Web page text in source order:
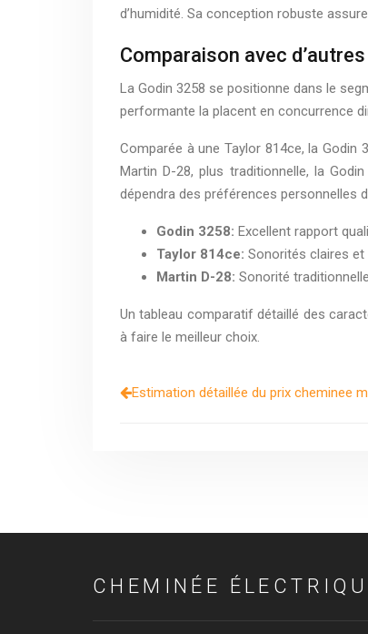
d’humidité. Sa conception robuste
Comparaison avec
La Godin 3258 se positionne dans le
performante la placent en concurrence
Comparée à une Taylor 814ce, la
Martin D-28, plus traditionnelle, la
dépendra des préférences personnelles
Godin 3258: Excellent rapport
Taylor 814ce: Sonorités claires et
Martin D-28: Sonorité
Un tableau comparatif détaillé des
à faire le meilleur choix.
Estimation détaillée du prix cheminee
CHEMINÉE